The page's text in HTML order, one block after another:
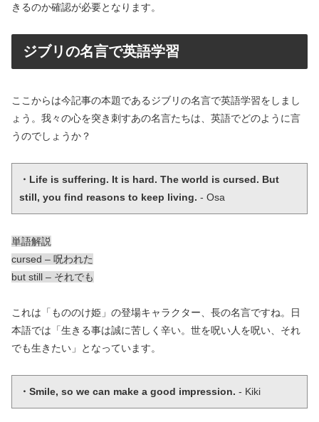
きるのか確認が必要となります。
ジブリの名言で英語学習
ここからは今記事の本題であるジブリの名言で英語学習をしまし
ょう。我々の心を突き刺すあの名言たちは、英語でどのように言
うのでしょうか？
・Life is suffering. It is hard. The world is cursed. But
still, you find reasons to keep living. - Osa
単語解説
cursed – 呪われた
but still – それでも
これは「もののけ姫」の登場キャラクター、長の名言ですね。日
本語では「生きる事は誠に苦しく辛い。世を呪い人を呪い、それ
でも生きたい」となっています。
・Smile, so we can make a good impression. - Kiki